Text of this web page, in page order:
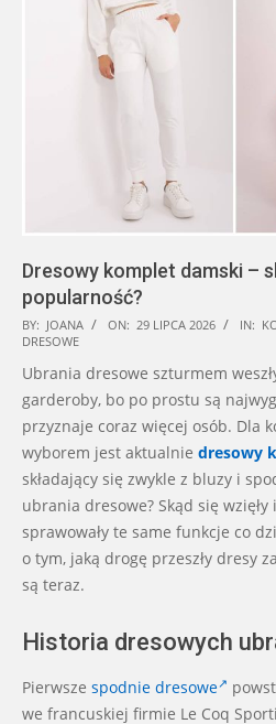
Dresowy komplet damski –
popularność?
2026-
07-
29
BY: JOANA ON: 29 LIPCA 2026 IN:
DRESOWE
Ubrania dresowe szturmem
garderoby, bo po prostu są
przyznaje coraz więcej osób. Dla
wyborem jest aktualnie dresowy
składający się zwykle z bluzy i
ubrania dresowe? Skąd się
sprawowały te same funkcje co
o tym, jaką drogę przeszły dresy
są teraz.
Historia dresowych
Pierwsze spodnie dresowe
we francuskiej firmie Le Coq